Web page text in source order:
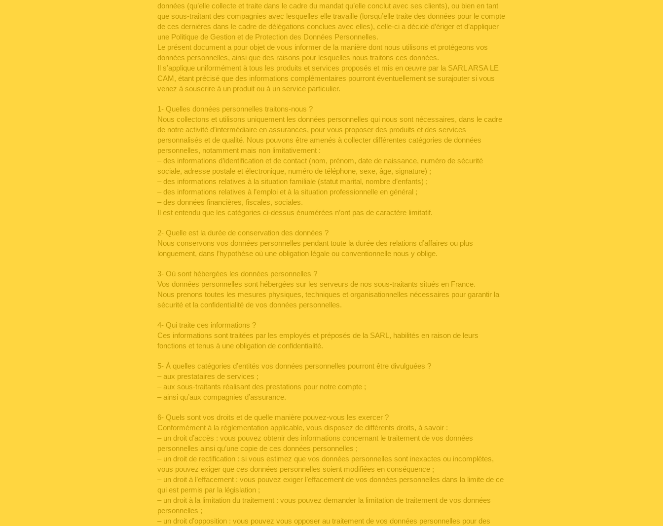
données (qu’elle collecte et traite dans le cadre du mandat qu’elle conclut avec ses clients), ou bien en tant
que sous-traitant des compagnies avec lesquelles elle travaille (lorsqu’elle traite des données pour le compte
de ces dernières dans le cadre de délégations conclues avec elles), celle-ci a décidé d’ériger et d’appliquer
une Politique de Gestion et de Protection des Données Personnelles.
Le présent document a pour objet de vous informer de la manière dont nous utilisons et protégeons vos
données personnelles, ainsi que des raisons pour lesquelles nous traitons ces données.
Il s’applique uniformément à tous les produits et services proposés et mis en œuvre par la SARL ARSA LE
CAM, étant précisé que des informations complémentaires pourront éventuellement se surajouter si vous
venez à souscrire à un produit ou à un service particulier.
1- Quelles données personnelles traitons-nous ?
Nous collectons et utilisons uniquement les données personnelles qui nous sont nécessaires, dans le cadre
de notre activité d’intermédiaire en assurances, pour vous proposer des produits et des services
personnalisés et de qualité. Nous pouvons être amenés à collecter différentes catégories de données
personnelles, notamment mais non limitativement :
– des informations d’identification et de contact (nom, prénom, date de naissance, numéro de sécurité
sociale, adresse postale et électronique, numéro de téléphone, sexe, âge, signature) ;
– des informations relatives à la situation familiale (statut marital, nombre d’enfants) ;
– des informations relatives à l’emploi et à la situation professionnelle en général ;
– des données financières, fiscales, sociales.
Il est entendu que les catégories ci-dessus énumérées n’ont pas de caractère limitatif.
2- Quelle est la durée de conservation des données ?
Nous conservons vos données personnelles pendant toute la durée des relations d’affaires ou plus
longuement, dans l’hypothèse où une obligation légale ou conventionnelle nous y oblige.
3- Où sont hébergées les données personnelles ?
Vos données personnelles sont hébergées sur les serveurs de nos sous-traitants situés en France.
Nous prenons toutes les mesures physiques, techniques et organisationnelles nécessaires pour garantir la
sécurité et la confidentialité de vos données personnelles.
4- Qui traite ces informations ?
Ces informations sont traitées par les employés et préposés de la SARL, habilités en raison de leurs
fonctions et tenus à une obligation de confidentialité.
5- À quelles catégories d’entités vos données personnelles pourront être divulguées ?
– aux prestataires de services ;
– aux sous-traitants réalisant des prestations pour notre compte ;
– ainsi qu’aux compagnies d’assurance.
6- Quels sont vos droits et de quelle manière pouvez-vous les exercer ?
Conformément à la réglementation applicable, vous disposez de différents droits, à savoir :
– un droit d’accès : vous pouvez obtenir des informations concernant le traitement de vos données
personnelles ainsi qu’une copie de ces données personnelles ;
– un droit de rectification : si vous estimez que vos données personnelles sont inexactes ou incomplètes,
vous pouvez exiger que ces données personnelles soient modifiées en conséquence ;
– un droit à l’effacement : vous pouvez exiger l’effacement de vos données personnelles dans la limite de ce
qui est permis par la législation ;
– un droit à la limitation du traitement : vous pouvez demander la limitation de traitement de vos données
personnelles ;
– un droit d’opposition : vous pouvez vous opposer au traitement de vos données personnelles pour des